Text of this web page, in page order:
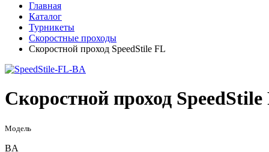
Главная
Каталог
Турникеты
Скоростные проходы
Скоростной проход SpeedStile FL
Скоростной проход
Модель
BA